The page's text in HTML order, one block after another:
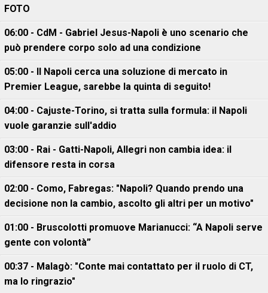
FOTO
06:00 - CdM - Gabriel Jesus-Napoli è uno scenario che
può prendere corpo solo ad una condizione
05:00 - Il Napoli cerca una soluzione di mercato in
Premier League, sarebbe la quinta di seguito!
04:00 - Cajuste-Torino, si tratta sulla formula: il Napoli
vuole garanzie sull'addio
03:00 - Rai - Gatti-Napoli, Allegri non cambia idea: il
difensore resta in corsa
02:00 - Como, Fabregas: "Napoli? Quando prendo una
decisione non la cambio, ascolto gli altri per un motivo"
01:00 - Bruscolotti promuove Marianucci: “A Napoli serve
gente con volontà”
00:37 - Malagò: "Conte mai contattato per il ruolo di CT,
ma lo ringrazio"